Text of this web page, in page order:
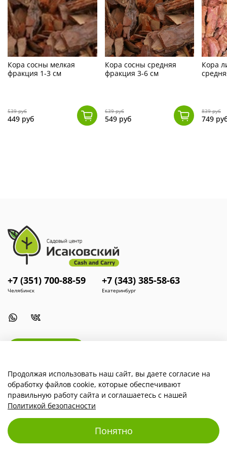
Кора сосны мелкая
фракция 1-3 см
539 руб
449 руб
Кора сосны средняя
фракция 3-6 см
639 руб
549 руб
Кора
839 руб
749
Наша компания
Для покупателей
+7 (351) 700-88-59
Челябинск
+7 (343) 385-58-63
Екатеринбург
Продолжая использовать наш сайт, вы даете согласие на
обработку файлов cookie, которые обеспечивают
правильную работу сайта и соглашаетесь с нашей
Политикой безопасности
Понятно